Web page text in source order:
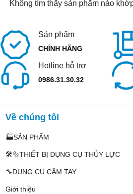
Không tìm thấy sản phẩm nào
Sản phẩm
CHÍNH HÃNG
Hotline hỗ trợ
0986.31.30.32
Về chúng tôi
🏭SẢN PHẨM
🛠️🔩THIẾT BỊ DỤNG CỤ THỦY LỰC
🔧DỤNG CỤ CẦM TAY
Giới thiệu